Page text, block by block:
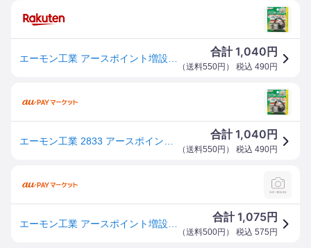
合計1,040 円
（送料550円 ） 税込 490円
合計1,040 円
（送料550円 ） 税込 490円
合計1,075円
（送料500円 ） 税込 575 円